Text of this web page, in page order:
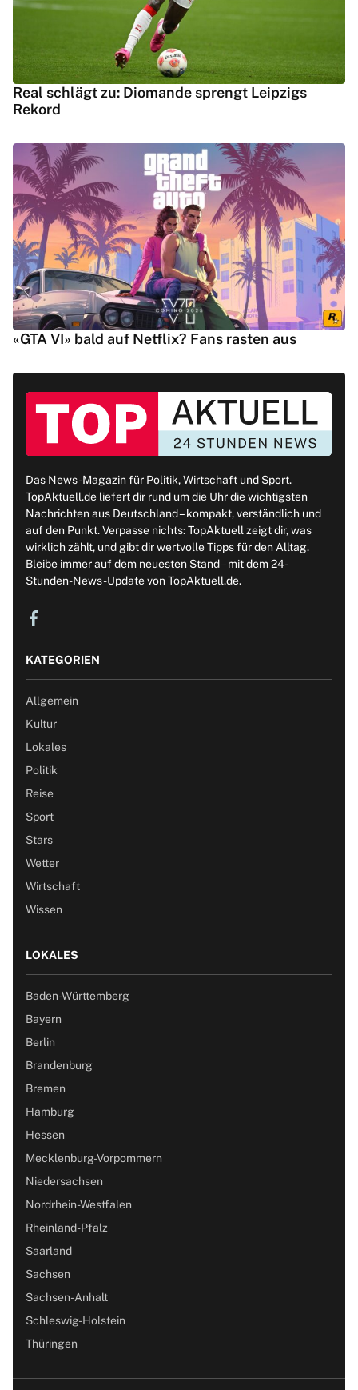
Real schlägt zu: Diomande sprengt Leipzigs
Rekord
«GTA VI» bald auf Netflix? Fans rasten aus
Das News-Magazin für Politik, Wirtschaft und Sport.
TopAktuell.de liefert dir rund um die Uhr die wichtigsten
Nachrichten aus Deutschland – kompakt, verständlich und
auf den Punkt. Verpasse nichts: TopAktuell zeigt dir, was
wirklich zählt, und gibt dir wertvolle Tipps für den Alltag.
Bleibe immer auf dem neuesten Stand – mit dem 24-
Stunden-News-Update von TopAktuell.de.
KATEGORIEN
Allgemein
Kultur
Lokales
Politik
Reise
Sport
Stars
Wetter
Wirtschaft
Wissen
LOKALES
Baden-Württemberg
Bayern
Berlin
Brandenburg
Bremen
Hamburg
Hessen
Mecklenburg-Vorpommern
Niedersachsen
Nordrhein-Westfalen
Rheinland-Pfalz
Saarland
Sachsen
Sachsen-Anhalt
Schleswig-Holstein
Thüringen